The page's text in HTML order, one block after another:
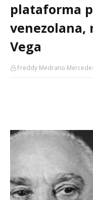
plataforma
venezolana,
Vega
Freddy Medrano